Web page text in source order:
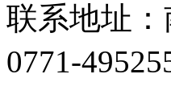
联系地址
0771-